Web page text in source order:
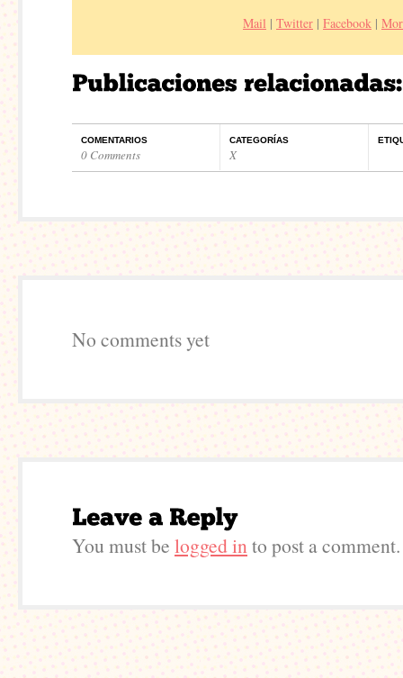
Mail | Twitter | Facebook |
COMENTARIOS
0 Comments
CATEGORÍAS
X
No comments yet
You must be logged into post a comment.